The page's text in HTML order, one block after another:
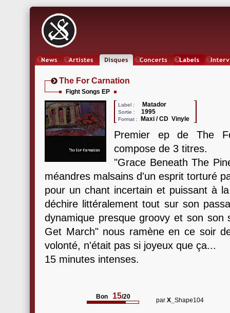
The For Carnation
Fight Songs EP
Label : Matador
Sortie : 1995
Format : Maxi / CD Vinyle
Premier ep de The
compose de 3 titres.
"Grace Beneath The
méandres malsains d'un esprit torturé
pour un chant incertain et puissant à
déchire littéralement tout sur son
dynamique presque groovy et son son
Get March" nous ramène en ce soir
volonté, n'était pas si joyeux que ça...
15 minutes intenses.
Bon 15/20 par X_ Shape104